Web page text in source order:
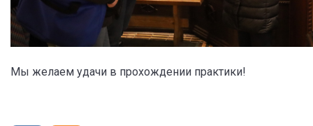
Мы желаем удачи в прохождении практики!